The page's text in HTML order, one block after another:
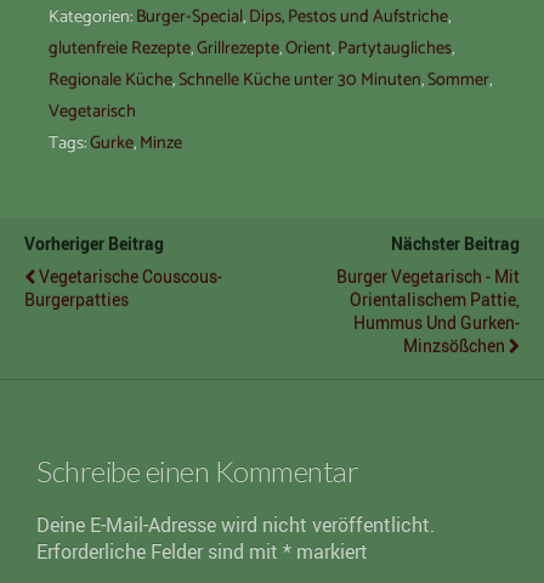
Kategorien:Burger-Special,Dips, Pestos und Aufstriche,
glutenfreie Rezepte,Grillrezepte,Orient,Partytaugliches,
Regionale Küche,Schnelle Küche unter 30 Minuten,Sommer,
Vegetarisch
Tags:Gurke,Minze
Vorheriger Beitrag
Vegetarische Couscous-
Burgerpatties
Nächster Beitrag
Burger Vegetarisch - Mit
Orientalischem Pattie,
Hummus Und Gurken-
Minzsößchen
Schreibe einen Kommentar
Deine E-Mail-Adresse wird nicht veröffentlicht.
Erforderliche Felder sind mit * markiert